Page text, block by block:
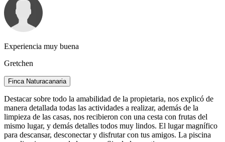
Experiencia muy buena
Gretchen
Finca Naturacanaria
Destacar sobre todo la amabilidad de la propietaria, nos explicó de
manera detallada todas las actividades a realizar, además de la
limpieza de las casas, nos recibieron con una cesta con frutas del
mismo lugar, y demás detalles todos muy lindos. El lugar magnífico
para descansar, desconectar y disfrutar con tus amigos. La piscina